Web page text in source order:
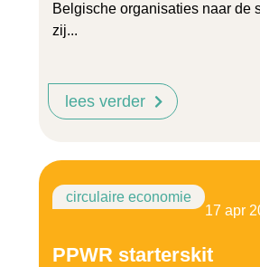
Belgische organisaties naar de
zij...
lees verder
circulaire economie
17 apr
PPWR starterskit